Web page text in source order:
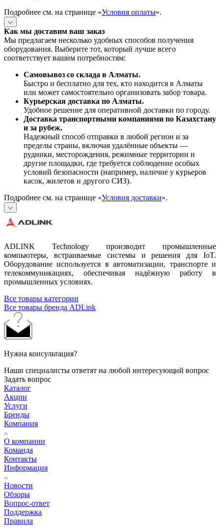
Подробнее см. на странице «Условия оплаты».
Как мы доставим ваш заказ
Мы предлагаем несколько удобных способов получения
оборудования. Выберите тот, который лучше всего
соответствует вашим потребностям:
Самовывоз со склада в Алматы.
Быстро и бесплатно для тех, кто находится в Алматы
или может самостоятельно организовать забор товара.
Курьерская доставка по Алматы.
Удобное решение для оперативной доставки по городу.
Доставка транспортными компаниями по Казахстану
и за рубеж.
Надежный способ отправки в любой регион и за
пределы страны, включая удалённые объекты —
рудники, месторождения, режимные территории и
другие площадки, где требуется соблюдение особых
условий безопасности (например, наличие у курьеров
касок, жилетов и другого СИЗ).
Подробнее см. на странице «Условия доставки».
ADLINK Technology производит промышленные
компьютеры, встраиваемые системы и решения для IoT.
Оборудование используется в автоматизации, транспорте и
телекоммуникациях, обеспечивая надёжную работу в
промышленных условиях.
Все товары категории
Все товары бренда ADLink
Нужна консультация?
Наши специалисты ответят на любой интересующий вопрос
Задать вопрос
Каталог
Акции
Услуги
Бренды
Компания
О компании
Команда
Контакты
Информация
Новости
Обзоры
Вопрос-ответ
Поддержка
Правила